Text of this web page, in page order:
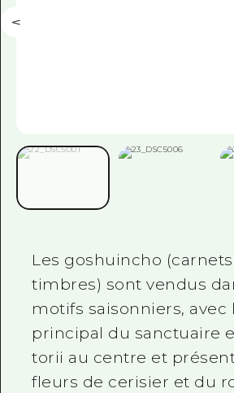
Les goshuincho
timbres) sont vendus
motifs saisonniers,
principal du sanctuaire
torii au centre et
fleurs de cerisier et du